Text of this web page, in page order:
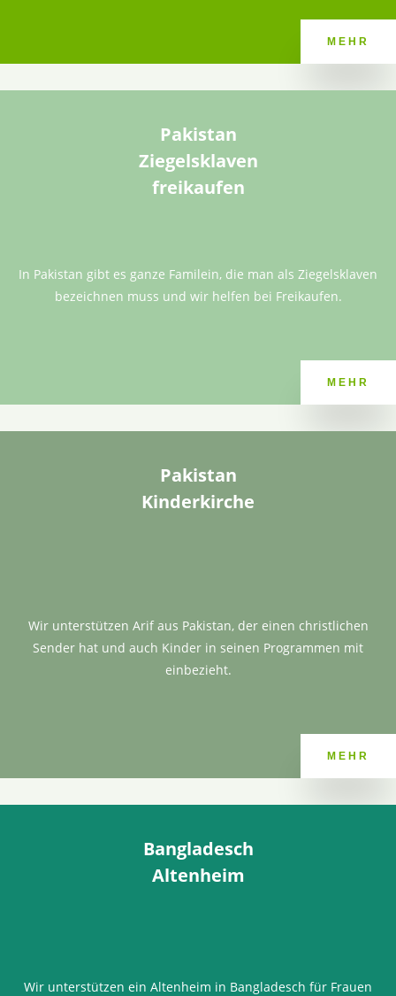
MEHR
Pakistan
Ziegelsklaven
freikaufen
In Pakistan gibt es ganze Familein, die man als Ziegelsklaven
bezeichnen muss und wir helfen bei Freikaufen.
MEHR
Pakistan
Kinderkirche
Wir unterstützen Arif aus Pakistan, der einen christlichen
Sender hat und auch Kinder in seinen Programmen mit
einbezieht.
MEHR
Bangladesch
Altenheim
Wir unterstützen ein Altenheim in Bangladesch für Frauen